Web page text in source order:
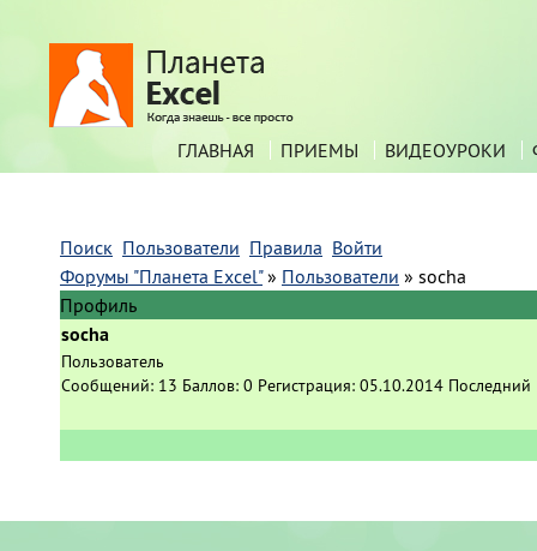
ГЛАВНАЯ ПРИЕМЫ ВИДЕОУРОКИ
Поиск Пользователи Правила Войти
Форумы "Планета Excel" » Пользователи » socha
Профиль
socha
Пользователь
Сообщений: 13 Баллов: 0 Регистрация: 05.10.2014 Последний